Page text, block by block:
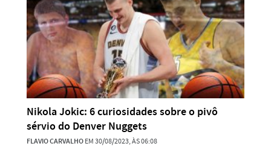
Nikola Jokic: 6 curiosidades sobre o pivô
sérvio do Denver Nuggets
FLAVIO CARVALHOEM 30/08/2023, ÀS 06:08